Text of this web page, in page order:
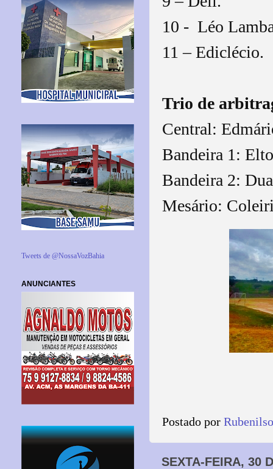
10 - Léo
11 – Ediclécio.
Trio de
Central:
Bandeira 1:
Bandeira 2:
Mesário:
Postado por
SEXTA-FEIRA, 30
Tweets de @NossaVozBahia
ANUNCIANTES